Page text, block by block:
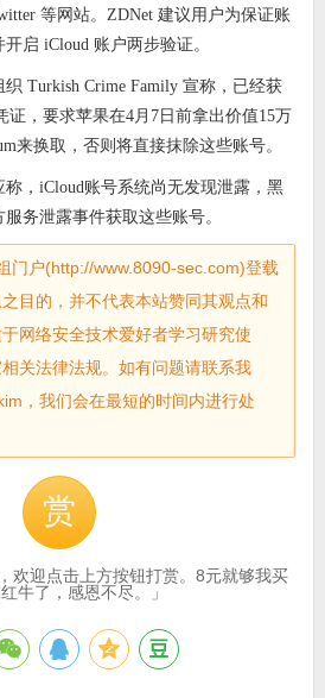
等网站。ZDNet 建议用户为保证账
启 iCloud 账户两步验证。
Turkish Crime Family 宣称，已经获
证，要求苹果在4月7日前拿出价值15万
来换取，否则将直接抹除这些账号。
称，iCloud账号系统尚无发现泄露，黑
务泄露事件获取这些账号。
门户(http://www.8090-sec.com)登载
目的，并不代表本站赞同其观点和
网络安全技术爱好者学习研究使
关法律法规。如有问题请联系我
，我们会在最短的时间内进行处
赏
欢迎点击上方按钮打赏。8元就够我买
牛了，感恩不尽。」